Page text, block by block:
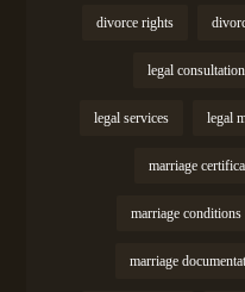
divorce rights
legal
legal
legal services
marriage
marriage conditions
marriage